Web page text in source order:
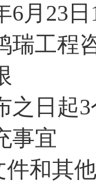
6月 23 日
瑞工程
之日起3
事宜
件和其